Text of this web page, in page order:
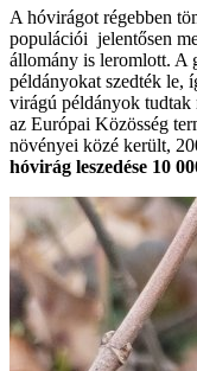
A hóvirágot régebben
populációi jelentősen
állomány is leromlott. A
példányokat szedték le,
virágú példányok tudtak
az Európai Közösség
növényei közé került,
hóvirág leszedése 10